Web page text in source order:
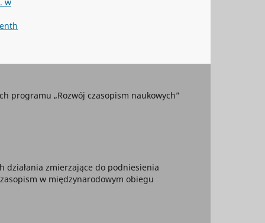
programu „Rozwój czasopism naukowych”
zmierzające do podniesienia
w międzynarodowym obiegu